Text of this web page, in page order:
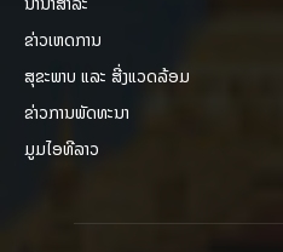
ຂ່າວເຫດການ
ສຸຂະພາບ ແລະ ສີ່ງແວດລ້ອມ
ຂ່າວການພັດທະນາ
ມູມໄອທີລາວ